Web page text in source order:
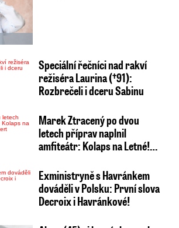
Speciální řečníci nad rakví
režiséra Laurina (†91):
Rozbrečeli i dceru Sabinu
Marek Ztracený po dvou
letech příprav naplnil
amfiteátr: Kolaps na Letné!…
Exministryně s Havránkem
dováděli v Polsku: První slova
Decroix i Havránkové!